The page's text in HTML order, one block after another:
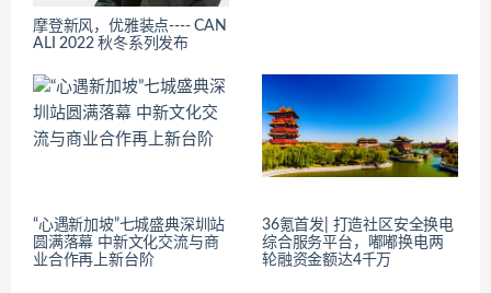
摩登新风，优雅装点---- CAN
ALI 2022 秋冬系列发布
“心遇新加坡”七城盛典深圳站
圆满落幕 中新文化交流与商
业合作再上新台阶
36氪首发| 打造社区安全换电
综合服务平台，嘟嘟换电两
轮融资金额达4千万